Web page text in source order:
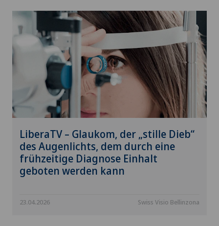
LiberaTV – Glaukom, der „stille Dieb“
des Augenlichts, dem durch eine
frühzeitige Diagnose Einhalt
geboten werden kann
23.04.2026 Swiss Visio Bellinzona